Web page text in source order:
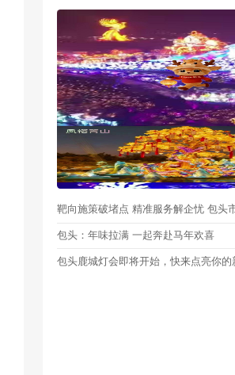
包头：年味拉满 一起奔赴马年欢喜
包头鹿城灯会即将开始，快来点亮你的